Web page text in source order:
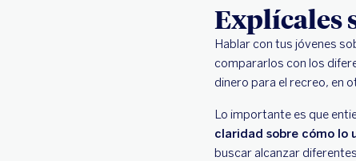
Explícales
Hablar con tus jóvenes
compararlos con los
dinero para el recreo, en
Lo importante es que
claridad sobre cómo lo
buscar alcanzar